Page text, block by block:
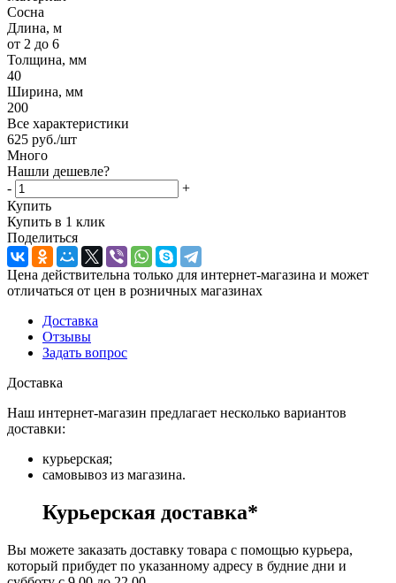
Сосна
Длина, м
от 2 до 6
Толщина, мм
40
Ширина, мм
200
Все характеристики
625 руб./шт
Много
Нашли дешевле?
-
+
Купить
Купить в 1 клик
Поделиться
Цена действительна только для интернет-магазина и может
отличаться от цен в розничных магазинах
Доставка
Отзывы
Задать вопрос
Доставка
Наш интернет-магазин предлагает несколько вариантов
доставки:
курьерская;
самовывоз из магазина.
Курьерская доставка*
Вы можете заказать доставку товара с помощью курьера,
который прибудет по указанному адресу в будние дни и